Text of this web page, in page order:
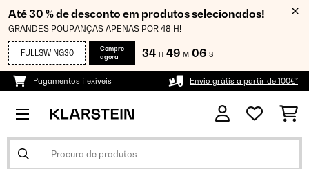
Até 30 % de desconto em produtos selecionados!
GRANDES POUPANÇAS APENAS POR 48 H!
FULLSWING30
Compre
agora
34 H 49 M 05 S
Pagamentos flexíveis Envio grátis a partir de 100€*